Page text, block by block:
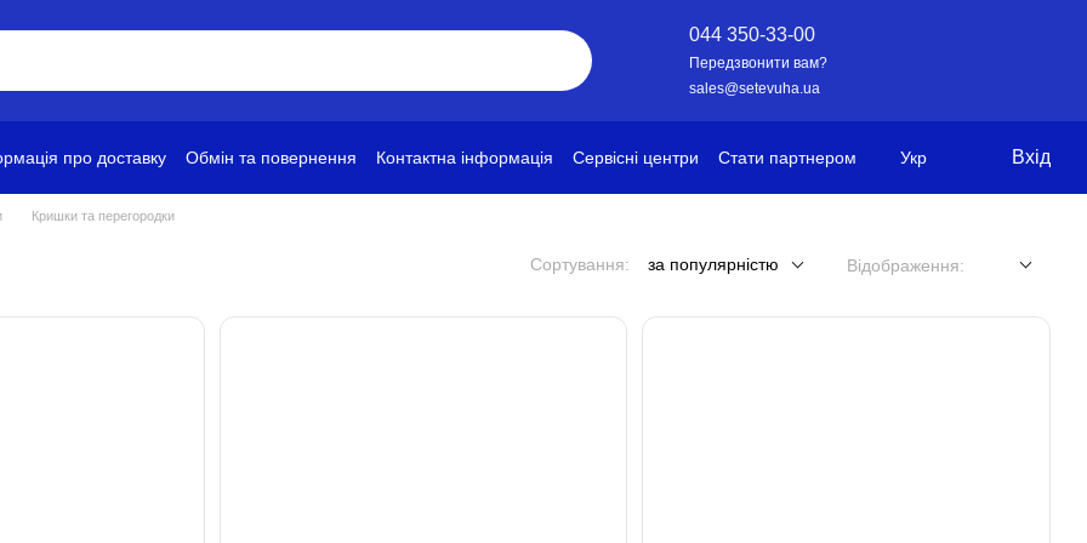
044 350-33-00
Передзвонити вам?
sales@setevuha.ua
про доставку Обмін та повернення Контактна інформація Сервісні центри
Стати партнером
Укр Вхід
Кришки та перегородки
Сортування: за популярністю Відображення: